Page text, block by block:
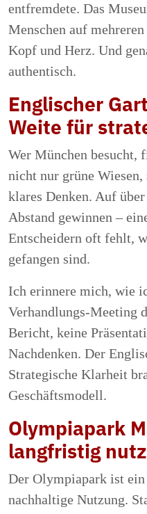
entfremdete. Das
Menschen auf
Kopf und Herz. Und
authentisch.
Englischer
Weite für
Wer München besucht,
nicht nur grüne
klares Denken. Auf
Abstand gewinnen –
Entscheidern oft fehlt,
gefangen sind.
Ich erinnere mich, wie
Verhandlungs-Meeting
Bericht, keine
Nachdenken. Der
Strategische Klarheit
Geschäftsmodell.
Olympiapark
langfristig
Der Olympiapark ist
nachhaltige Nutzung.